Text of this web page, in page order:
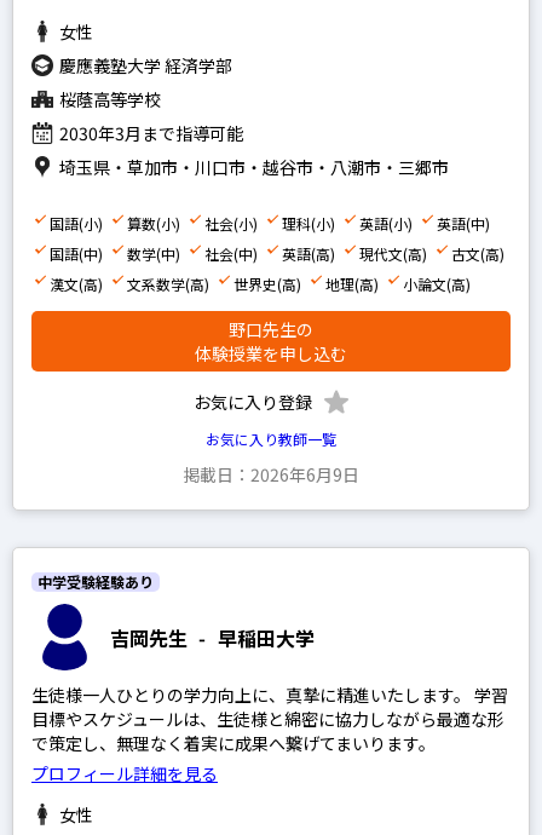
女性
慶應義塾大学 経済学部
桜蔭高等学校
2030年3月まで指導可能
埼玉県・草加市・川口市・越谷市・八潮市・三郷市
国語(小) 算数(小) 社会(小) 理科(小) 英語(小)
英語(中)
国語(中)
数学(中) 社会(中) 英語(高) 現代文(高)
古文(高)
漢文(高)
文系数学(高) 世界史(高) 地理(高) 小論文(高)
野口先生の
体験授業を申し込む
お気に入り登録
お気に入り教師一覧
掲載日：2026年6月9日
吉岡先生 - 早稲田大学
中学受験経験あり
生徒様一人ひとりの学力向上に、真摯に精進いたします。 学習
目標やスケジュールは、生徒様と綿密に協力しながら最適な形
で策定し、無理なく着実に成果へ繋げてまいります。
プロフィール詳細を見る
女性